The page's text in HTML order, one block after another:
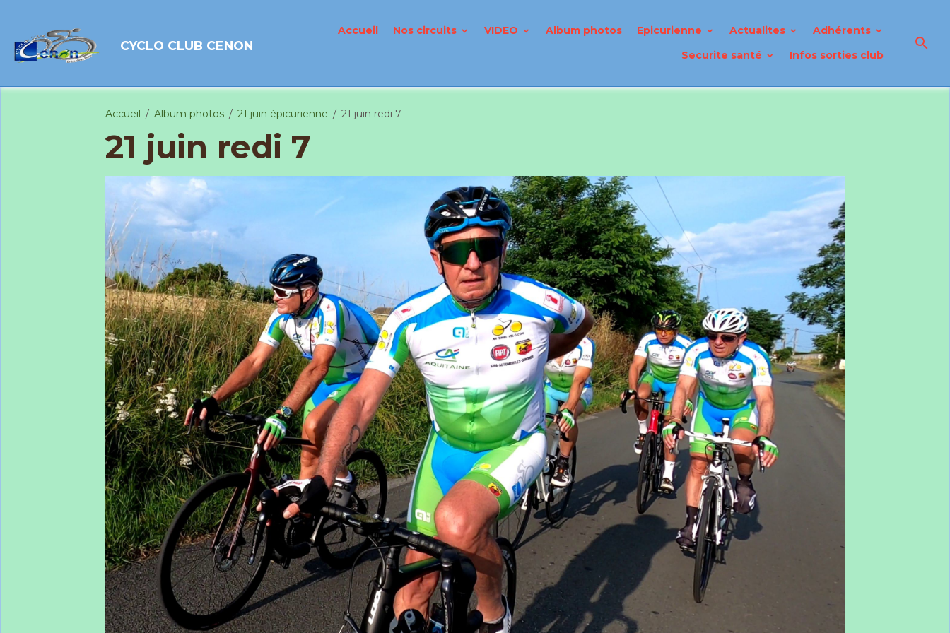
CYCLO CLUB CENON
Accueil Nos circuits VIDEO Album photos Epicurienne Actualites
Adhérents
Securite santé
Infos sorties club
Accueil Album photos 21 juin épicurienne 21 juin redi 7
21 juin redi 7